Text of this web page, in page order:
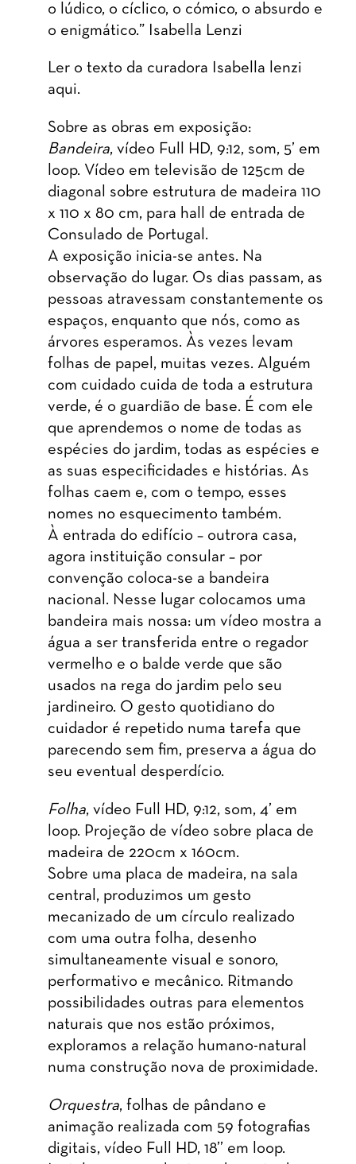
o lúdico, o cíclico, o cómico, o absurdo e
o enigmático.” Isabella Lenzi
Ler o texto da curadora Isabella lenzi
aqui.
Sobre as obras em exposição:
Bandeira, vídeo Full HD, 9:12, som, 5’ em
loop. Vídeo em televisão de 125cm de
diagonal sobre estrutura de madeira 110
x 110 x 80 cm, para hall de entrada de
Consulado de Portugal.
A exposição inicia-se antes. Na
observação do lugar. Os dias passam, as
pessoas atravessam constantemente os
espaços, enquanto que nós, como as
árvores esperamos. Às vezes levam
folhas de papel, muitas vezes. Alguém
com cuidado cuida de toda a estrutura
verde, é o guardião de base. É com ele
que aprendemos o nome de todas as
espécies do jardim, todas as espécies e
as suas especificidades e histórias. As
folhas caem e, com o tempo, esses
nomes no esquecimento também.
À entrada do edifício – outrora casa,
agora instituição consular – por
convenção coloca-se a bandeira
nacional. Nesse lugar colocamos uma
bandeira mais nossa: um vídeo mostra a
água a ser transferida entre o regador
vermelho e o balde verde que são
usados na rega do jardim pelo seu
jardineiro. O gesto quotidiano do
cuidador é repetido numa tarefa que
parecendo sem fim, preserva a água do
seu eventual desperdício.
Folha, vídeo Full HD, 9:12, som, 4’ em
loop. Projeção de vídeo sobre placa de
madeira de 220cm x 160cm.
Sobre uma placa de madeira, na sala
central, produzimos um gesto
mecanizado de um círculo realizado
com uma outra folha, desenho
simultaneamente visual e sonoro,
performativo e mecânico. Ritmando
possibilidades outras para elementos
naturais que nos estão próximos,
exploramos a relação humano-natural
numa construção nova de proximidade.
Orquestra, folhas de pândano e
animação realizada com 59 fotografias
digitais, vídeo Full HD, 18’’ em loop.